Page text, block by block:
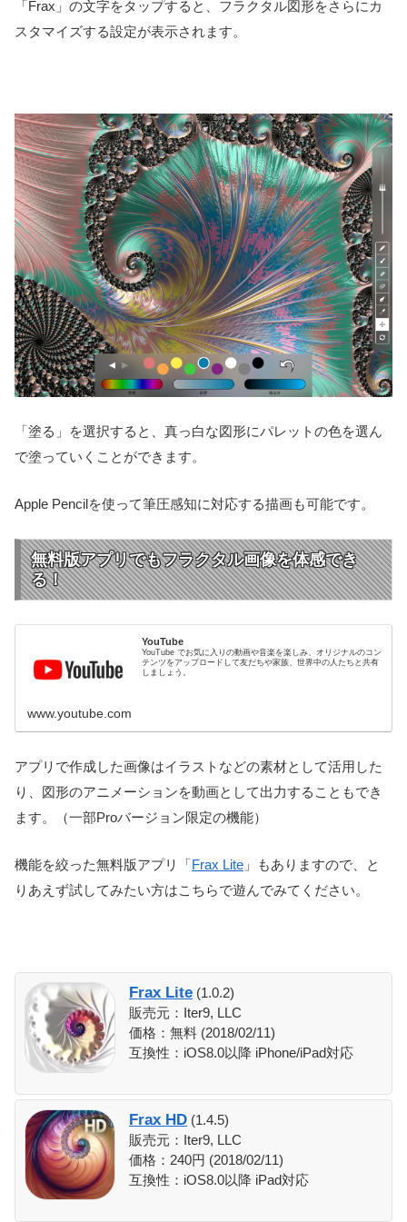
「Frax」の文字をタップすると、フラクタル図形をさらにカ
スタマイズする設定が表示されます。
「塗る」を選択すると、真っ白な図形にパレットの色を選ん
で塗っていくことができます。
Apple Pencilを使って筆圧感知に対応する描画も可能です。
無料版アプリでもフラクタル画像を体感でき
る！
YouTube
YouTube でお気に入りの動画や音楽を楽しみ、オリジナルのコン
テンツをアップロードして友だちや家族、世界中の人たちと共有
しましょう。
www.youtube.com
アプリで作成した画像はイラストなどの素材として活用した
り、図形のアニメーションを動画として出力することもでき
ます。（一部Proバージョン限定の機能）
機能を絞った無料版アプリ「Frax Lite 」もありますので、と
りあえず試してみたい方はこちらで遊んでみてください。
Frax Lite (1.0.2)
販売元：Iter9, LLC
価格：無料 (2018/02/11)
互換性：iOS8.0以降 iPhone/iPad対応
Frax HD (1.4.5)
販売元：Iter9, LLC
価格：240円 (2018/02/11)
互換性：iOS8.0以降 iPad対応